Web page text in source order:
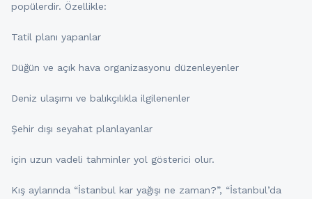
popülerdir. Özellikle:
Tatil planı yapanlar
Düğün ve açık hava organizasyonu düzenleyenler
Deniz ulaşımı ve balıkçılıkla ilgilenenler
Şehir dışı seyahat planlayanlar
için uzun vadeli tahminler yol gösterici olur.
Kış aylarında “İstanbul kar yağışı ne zaman?”, “İstanbul’da